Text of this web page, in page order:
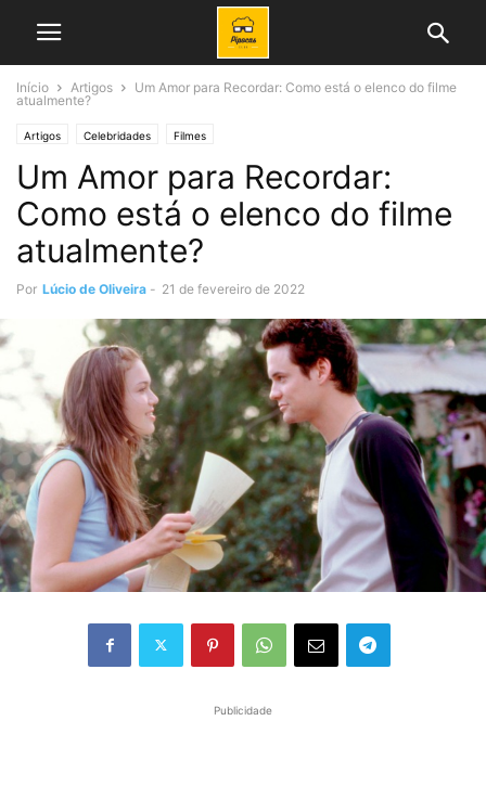
Início Artigos
Um Amor para Recordar: Como está o elenco do filme
atualmente?
Artigos Celebridades Filmes
Um Amor para Recordar:
Como está o elenco do filme
atualmente?
Por Lúcio de Oliveira - 21 de fevereiro de 2022
Publicidade